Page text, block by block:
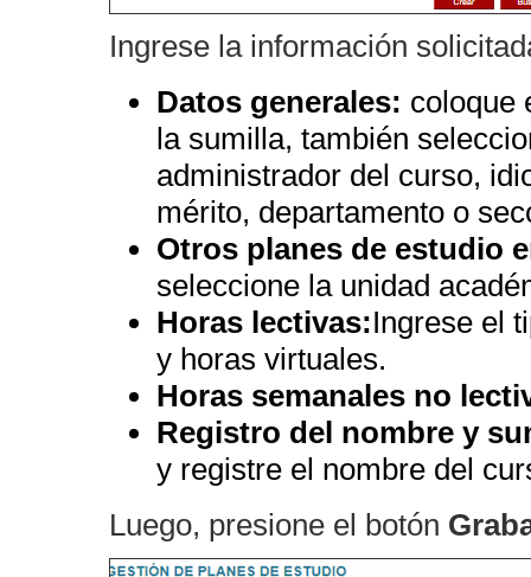
Ingrese la información
Datos generales: coloque
la sumilla, también
administrador del curso,
mérito, departamento o
Otros planes de estudio
seleccione la unidad
Horas lectivas:Ingrese el
y horas virtuales.
Horas semanales no
Registro del nombre y
y registre el nombre del
Luego, presione el botón